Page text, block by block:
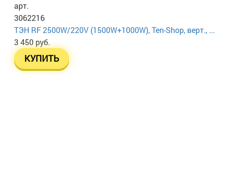
арт.
3062216
ТЭН RF 2500W/220V (1500W+1000W), Ten-Shop, верт., ...
3 450 руб.
КУПИТЬ